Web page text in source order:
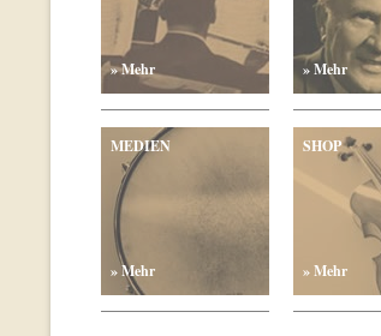
» Mehr » Mehr
MEDIEN
» Mehr
SHOP
» Mehr